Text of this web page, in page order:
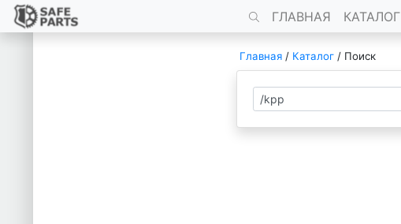
ГЛАВНАЯ КАТАЛОГ
Главная / Каталог / Поиск